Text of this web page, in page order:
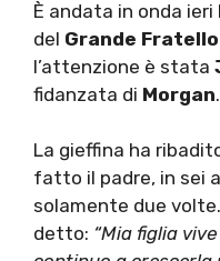
È andata in onda
del Grande Fratello
l’attenzione è stata
fidanzata di Morgan.
La gieffina ha
fatto il padre, in sei
solamente due
detto: “Mia figlia